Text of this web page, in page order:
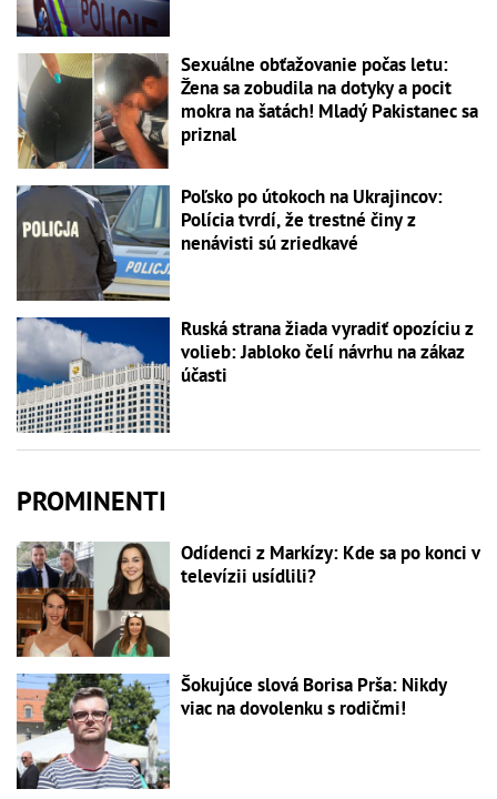
Sexuálne obťažovanie počas letu:
Žena sa zobudila na dotyky a pocit
mokra na šatách! Mladý Pakistanec sa
priznal
Poľsko po útokoch na Ukrajincov:
Polícia tvrdí, že trestné činy z
nenávisti sú zriedkavé
Ruská strana žiada vyradiť opozíciu z
volieb: Jabloko čelí návrhu na zákaz
účasti
PROMINENTI
Odídenci z Markízy: Kde sa po konci v
televízii usídlili?
Šokujúce slová Borisa Prša: Nikdy
viac na dovolenku s rodičmi!